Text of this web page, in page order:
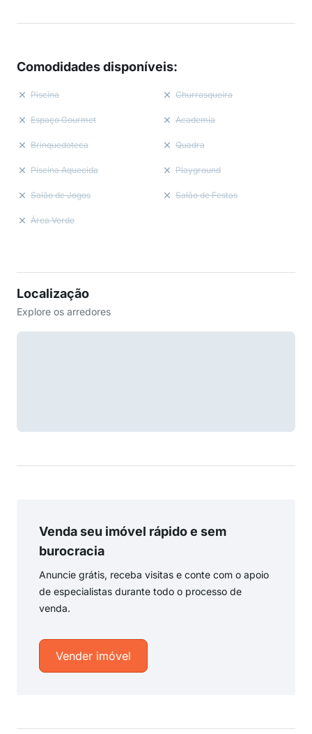
Comodidades disponíveis:
Piscina Churrasqueira
Espaço Gourmet Academia
Brinquedoteca Quadra
Piscina Aquecida Playground
Salão de Jogos Salão de Festas
Área Verde
Localização
Explore os arredores
Venda seu imóvel rápido e sem
burocracia
Anuncie grátis, receba visitas e conte com o apoio
de especialistas durante todo o processo de
venda.
Vender imóvel